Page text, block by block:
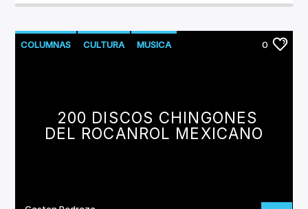
COLUMNAS CULTURA MUSICA 0
200 DISCOS CHINGONES
DEL ROCANROL MEXICANO